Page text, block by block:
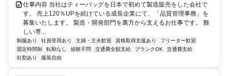
仕事内容 当社はティーバッグを日本で初めて製造販売をした会社で
す。 売上120％UPを続けている成長企業にて、「品質管理事務」を
募集いたします。 製造・開発部門を裏方から支えるお仕事です。 難
しい専...
制服あり 社員登用あり 主婦・主夫歓迎 資格取得支援あり
フリーター歓迎
固定時間制
転勤なし 経験不問 交通費全額支給 ブランクOK
交通費支給
社割あり
服装自由